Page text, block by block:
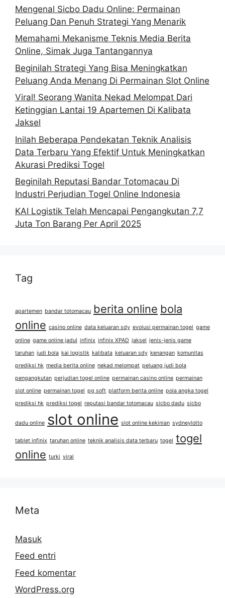
Mengenal Sicbo Dadu Online: Permainan
Peluang Dan Penuh Strategi Yang Menarik
Memahami Mekanisme Teknis Media Berita
Online, Simak Juga Tantangannya
Beginilah Strategi Yang Bisa Meningkatkan
Peluang Anda Menang Di Permainan Slot Online
Viral! Seorang Wanita Nekad Melompat Dari
Ketinggian Lantai 19 Apartemen Di Kalibata
Jaksel
Inilah Beberapa Pendekatan Teknik Analisis
Data Terbaru Yang Efektif Untuk Meningkatkan
Akurasi Prediksi Togel
Beginilah Reputasi Bandar Totomacau Di
Industri Perjudian Togel Online Indonesia
KAI Logistik Telah Mencapai Pengangkutan 7,7
Juta Ton Barang Per April 2025
Tag
apartemen bandar totomacau berita online bola
online casino online data keluaran sdy evolusi permainan togel game
online game online jadul infinix infinix XPAD jaksel jenis-jenis game
taruhan judi bola kai logistik kalibata keluaran sdy kenangan komunitas
prediksi hk media berita online nekad melompat peluang judi bola
pengangkutan perjudian togel online permainan casino online permainan
slot online permainan togel pg soft platform berita online pola angka togel
prediksi hk prediksi togel reputasi bandar totomacau sicbo dadu sicbo
dadu online slot online slot online kekinian sydneylotto
tablet infinix taruhan online teknik analisis data terbaru togel togel
online turki viral
Meta
Masuk
Feed entri
Feed komentar
WordPress.org